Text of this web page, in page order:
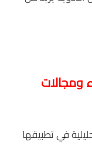
ومجالات
في تطبيقها